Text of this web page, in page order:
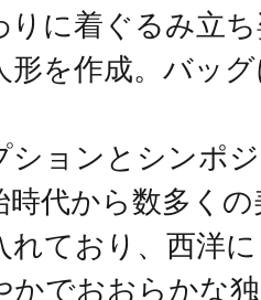
りに着ぐるみ立
形を作成。バッ
ションとシンポ
時代から数多く
れており、西洋
かでおおらかな